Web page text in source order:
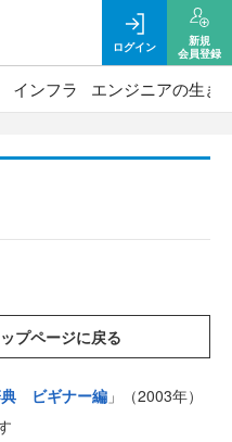
ログイン
新規
会員登録
インフラ エンジニアの生き
プページに戻る
典 ビギナー編 」（2003年）